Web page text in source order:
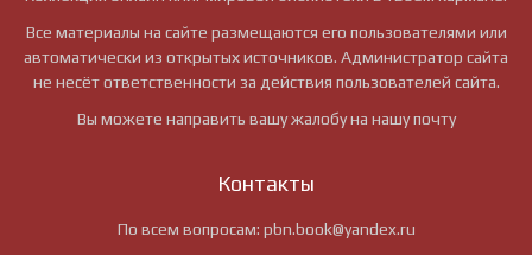
Все материалы на сайте размещаются его пользователями или
автоматически из открытых источников. Администратор сайта
не несёт ответственности за действия пользователей сайта.
Вы можете направить вашу жалобу на нашу почту
Контакты
По всем вопросам: pbn.book@yandex.ru